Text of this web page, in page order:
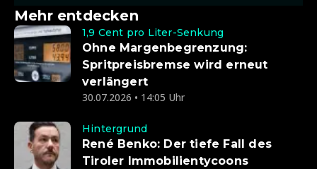
Mehr entdecken
1,9 Cent pro Liter-Senkung
Ohne Margenbegrenzung:
Spritpreisbremse wird erneut
verlängert
30.07.2026 • 14:05 Uhr
Hintergrund
René Benko: Der tiefe Fall des
Tiroler Immobilientycoons